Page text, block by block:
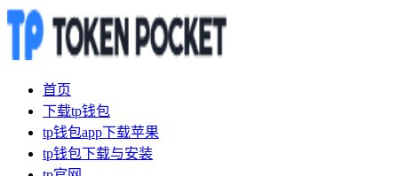
首页
下载tp钱包
tp钱包app下载苹果
tp钱包下载与安装